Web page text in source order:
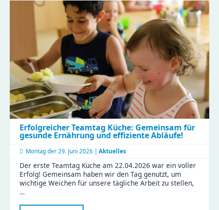
Esche
Erfolgreicher Teamtag Küche: Gemeinsam für
gesunde Ernährung und effiziente Abläufe!
Montag der 29. Juni 2026 | Aktuelles
Der erste Teamtag Küche am 22.04.2026 war ein voller
Erfolg! Gemeinsam haben wir den Tag genutzt, um
wichtige Weichen für unsere tägliche Arbeit zu stellen,
…